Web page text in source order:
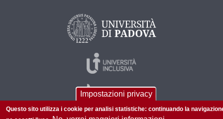
Impostazioni privacy
Questo sito utilizza i cookie per analisi statistiche: continuando la